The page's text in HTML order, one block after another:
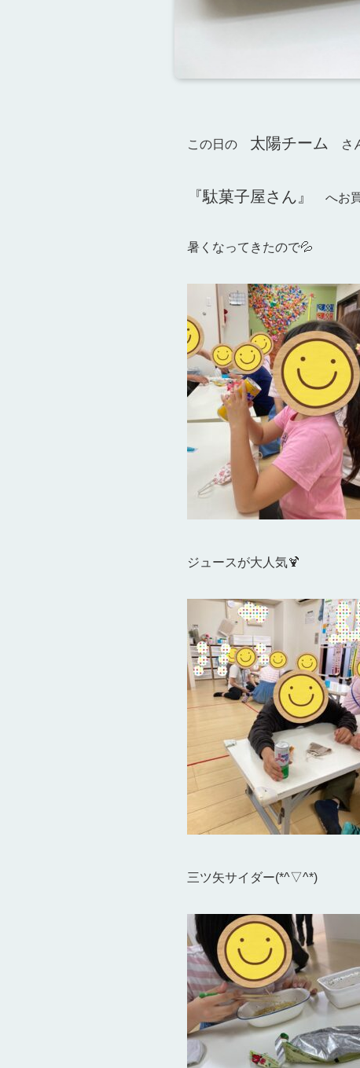
この日の 太陽チーム さ
『駄菓子屋さん』 へお
暑くなってきたので💦
ジュースが大人気🍹
三ツ矢サイダー(*^▽^*)